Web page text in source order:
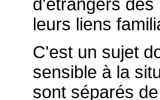
d'étrangers des
leurs liens
C'est un sujet
sensible à la
sont séparés